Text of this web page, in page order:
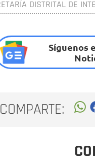
DISTRITAL DE
Síguenos
COMPARTE: